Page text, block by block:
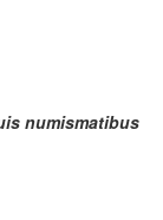
numismatibus